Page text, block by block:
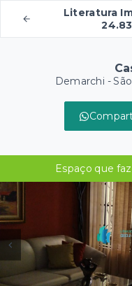
Literatura
Demarchi -
Espaço que